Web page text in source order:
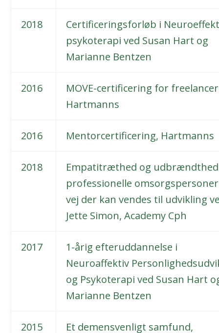
2018
Certificeringsforløb i
psykoterapi ved Susan Hart og
Marianne Bentzen
2016
MOVE-certificering for
Hartmanns
2016 Mentorcertificering, Hartmanns
2018
Empatitræthed og
professionelle
vej der kan vendes til udvikling
Jette Simon, Academy Cph
2017
1-årig efteruddannelse i
Neuroaffektiv
og Psykoterapi ved Susan Hart
Marianne Bentzen
2015 Et demensvenligt samfund,